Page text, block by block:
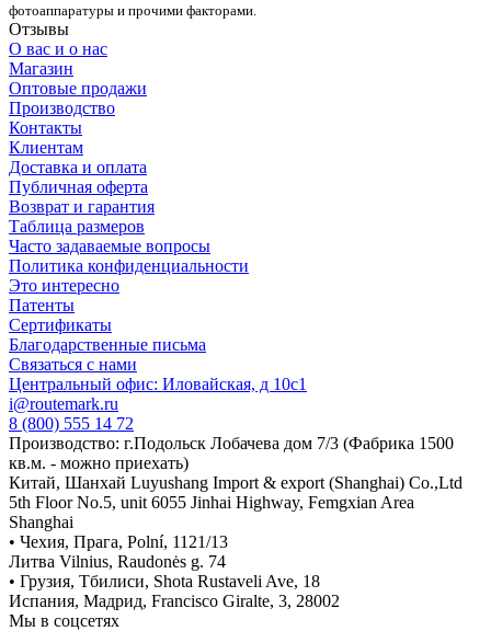
фотоаппаратуры и прочими факторами.
Отзывы
О вас и о нас
Магазин
Оптовые продажи
Производство
Контакты
Клиентам
Доставка и оплата
Публичная оферта
Возврат и гарантия
Таблица размеров
Часто задаваемые вопросы
Политика конфиденциальности
Это интересно
Патенты
Сертификаты
Благодарственные письма
Связаться с нами
Центральный офис: Иловайская, д 10с1
i@routemark.ru
8 (800) 555 14 72
Производство: г.Подольск Лобачева дом 7/3 (Фабрика 1500
кв.м. - можно приехать)
Китай, Шанхай Luyushang Import & export (Shanghai) Co.,Ltd
5th Floor No.5, unit 6055 Jinhai Highway, Femgxian Area
Shanghai
• Чехия, Прага, Polní, 1121/13
Литва Vilnius, Raudonės g. 74
• Грузия, Тбилиси, Shota Rustaveli Ave, 18
Испания, Мадрид, Francisco Giralte, 3, 28002
Мы в соцсетях